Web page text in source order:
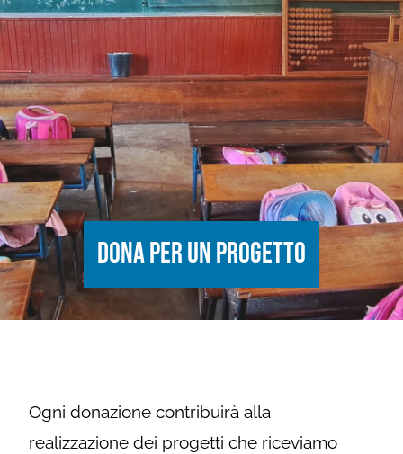
Dona per un progetto
Ogni donazione contribuirà alla
realizzazione dei progetti che riceviamo